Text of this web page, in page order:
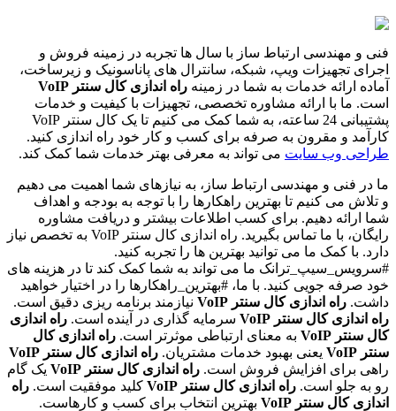
فنی و مهندسی ارتباط ساز با سال ها تجربه در زمینه فروش و
اجرای تجهیزات ویپ، شبکه، سانترال های پاناسونیک و زیرساخت،
آماده ارائه خدمات به شما در زمینه راه اندازی کال سنتر VoIP
است. ما با ارائه مشاوره تخصصی، تجهیزات با کیفیت و خدمات
پشتیبانی 24 ساعته، به شما کمک می کنیم تا یک کال سنتر VoIP
کارآمد و مقرون به صرفه برای کسب و کار خود راه اندازی کنید.
طراحی وب سایت می تواند به معرفی بهتر خدمات شما کمک کند.
ما در فنی و مهندسی ارتباط ساز، به نیازهای شما اهمیت می دهیم
و تلاش می کنیم تا بهترین راهکارها را با توجه به بودجه و اهداف
شما ارائه دهیم. برای کسب اطلاعات بیشتر و دریافت مشاوره
رایگان، با ما تماس بگیرید. راه اندازی کال سنتر VoIP به تخصص نیاز
دارد. با کمک ما می توانید بهترین ها را تجربه کنید.
#سرویس_سیپ_ترانک ما می تواند به شما کمک کند تا در هزینه های
خود صرفه جویی کنید. با ما، #بهترین_راهکارها را در اختیار خواهید
داشت. راه اندازی کال سنتر VoIP
نیازمند برنامه ریزی دقیق است.
راه اندازی کال سنتر VoIP
سرمایه گذاری در آینده است. راه اندازی
کال سنتر VoIP
به معنای ارتباطی موثرتر است. راه اندازی کال
سنتر VoIP
یعنی بهبود خدمات مشتریان. راه اندازی کال سنتر VoIP
راهی برای افزایش فروش است. راه اندازی کال سنتر VoIP
یک گام
رو به جلو است. راه اندازی کال سنتر VoIP کلید موفقیت است. راه
اندازی کال سنتر VoIP
بهترین انتخاب برای کسب و کارهاست.